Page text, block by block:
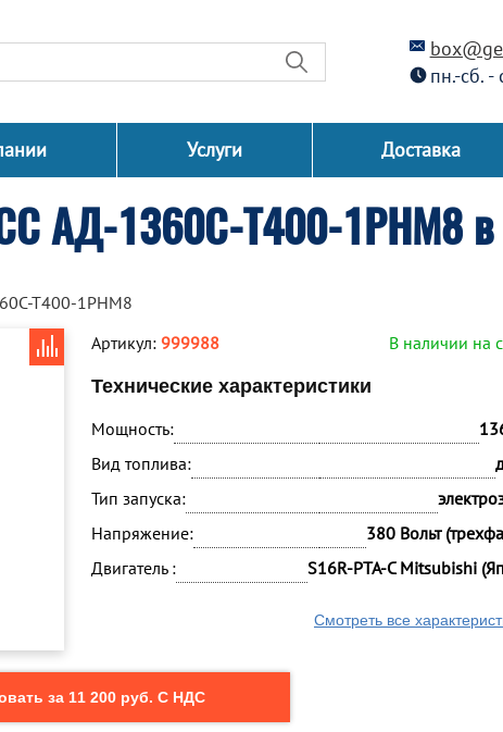
пн.-сб.
Услуги Доставка
АД-1360С-Т400-1РНМ8 в
Т400-1РНМ8
Артикул: 999988
В наличии на
Технические характеристики
Мощность:
Вид топлива:
Тип запуска:
Напряжение:
380 Вольт
Двигатель :
S16R-PTA-C Mitsubishi
Смотреть все
за 11 200 руб. С НДС